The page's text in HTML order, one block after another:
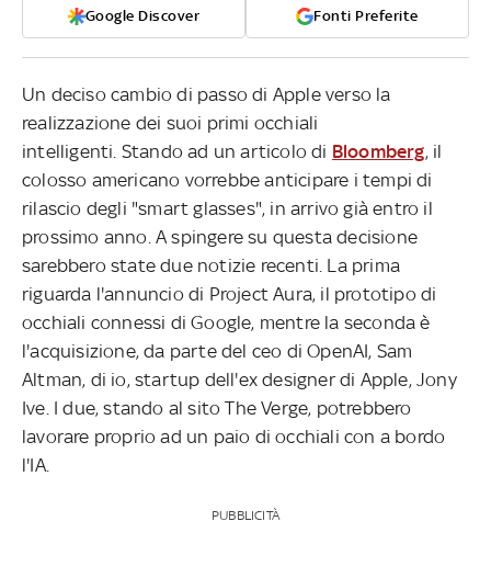
Google Discover Fonti Preferite
Un deciso cambio di passo di Apple verso la
realizzazione dei suoi primi occhiali
intelligenti. Stando ad un articolo di Bloomberg, il
colosso americano vorrebbe anticipare i tempi di
rilascio degli "smart glasses", in arrivo già entro il
prossimo anno. A spingere su questa decisione
sarebbero state due notizie recenti. La prima
riguarda l'annuncio di Project Aura, il prototipo di
occhiali connessi di Google, mentre la seconda è
l'acquisizione, da parte del ceo di OpenAI, Sam
Altman, di io, startup dell'ex designer di Apple, Jony
Ive. I due, stando al sito The Verge, potrebbero
lavorare proprio ad un paio di occhiali con a bordo
l'IA.
PUBBLICITÀ